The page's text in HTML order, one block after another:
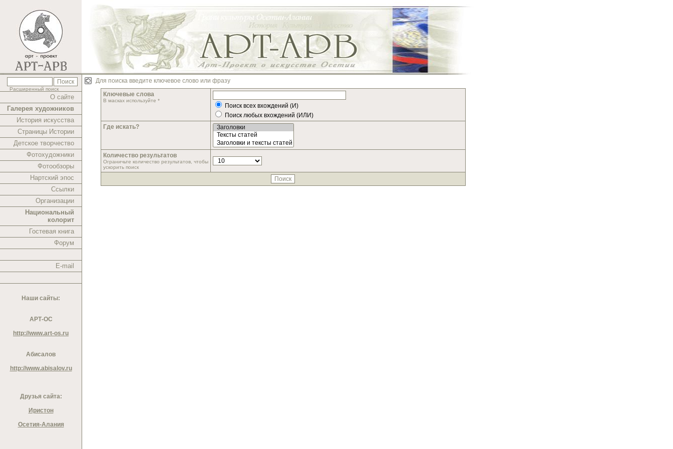
Расширенный поиск
О сайте
Галерея художников
История искусства
Страницы Истории
Детское творчество
Фотохудожники
Фотообзоры
Нартский эпос
Ссылки
Организации
Национальный
колорит
Гостевая книга
Форум
E-mail
Наши сайты:
АРТ-ОС
http://www.art-os.ru
Абисалов
http://www.abisalov.ru
Друзья сайта:
Иристон
Осетия-Алания
Для поиска введите ключевое слово или фразу
Ключевые слова
В масках используйте *
Поиск всех вхождений (И)
Поиск любых вхождений (ИЛИ)
Где искать?
Количество результатов
Ограничьте количество результатов, чтобы
ускорить поиск